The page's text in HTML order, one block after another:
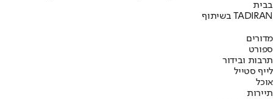
בבית
בשיתוף TADIRAN
מדורים
ספורט
תרבות ובידור
לייף סטייל
אוכל
תיירות